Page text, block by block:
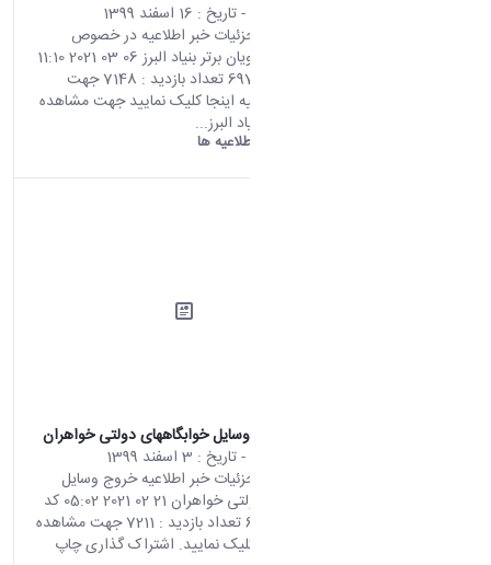
- تاریخ : 16 اسفند 1399
صفحه اصلی جزئیات خبر اطلاعیه در خصوص
معرفی دانشجویان برتر بنیاد البرز 06 03 2021 11:10
کد خبر : 697585 تعداد بازدید : 7148 جهت
مشاهده اطلاعیه اینجا کلیک نمایید جهت مشاهده
دستورالعمل بنیاد البرز...
اطلاعیه ها
اطلاعیه خروج وسایل خوابگاههای دولتی خواهران
- تاریخ : 3 اسفند 1399
صفحه اصلی جزئیات خبر اطلاعیه خروج وسایل
خوابگاههای دولتی خواهران 21 02 2021 05:02 کد
خبر : 697733 تعداد بازدید : 7211 جهت مشاهده
اطلاعیه اینجا کلیک نمایید. اشتراک گذاری چاپ